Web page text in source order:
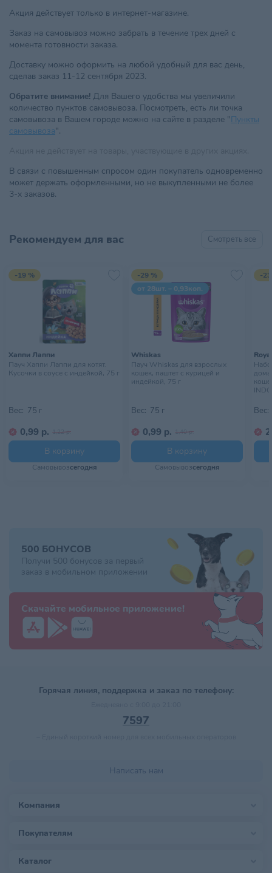
Акция действует только в интернет-магазине.
Заказ на самовывоз можно забрать в течение трех дней с
момента готовности заказа.
Доставку можно оформить на любой удобный для вас день,
сделав заказ 11-12 сентября 2023.
Обратите внимание! Для Вашего удобства мы увеличили
количество пунктов самовывоза. Посмотреть, есть ли точка
самовывоза в Вашем городе можно на сайте в разделе "Пункты
самовывоза".
В связи с повышенным спросом один покупатель одновременно
может держать оформленными, но не выкупленными не более
3-х заказов.
Рекомендуем для вас Смотреть все
-19 %
Хаппи Лаппи
Пауч Хаппи Лаппи для котят.
Кусочки в соусе с индейкой, 75 г
Вес: 75 г
0,99 р. 1,22 р.
В корзину
Самовывозсегодня
-29 %
от 28шт. – 0,93коп.
Whiskas
Пауч Whiskas для взрослых
кошек, паштет с курицей и
индейкой, 75 г
Вес: 75 г
0,99 р. 1,40 р.
В корзину
Самовывозсегодня
-
Вес:
500 БОНУСОВ
Получи 500 бонусов за первый
заказ в мобильном приложении
Скачайте мобильное приложение!
Горячая линия, поддержка и заказ по телефону:
7597
Написать нам
Компания
Покупателям
Каталог